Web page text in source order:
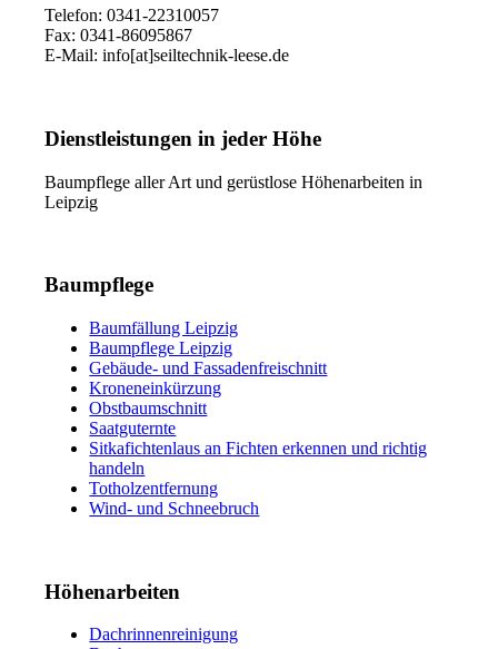
Telefon: 0341-22310057
Fax: 0341-86095867
E-Mail: info[at]seiltechnik-leese.de
Dienstleistungen in jeder Höhe
Baumpflege aller Art und gerüstlose Höhenarbeiten in
Leipzig
Baumpflege
Baumfällung Leipzig
Baumpflege Leipzig
Gebäude- und Fassadenfreischnitt
Kroneneinkürzung
Obstbaumschnitt
Saatguternte
Sitkafichtenlaus an Fichten erkennen und richtig
handeln
Totholzentfernung
Wind- und Schneebruch
Höhenarbeiten
Dachrinnenreinigung